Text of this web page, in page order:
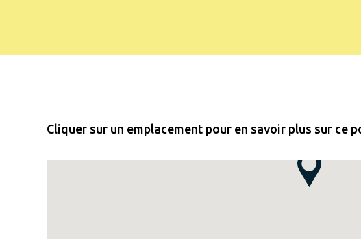
Cliquer sur un emplacement pour en savoir plus sur ce